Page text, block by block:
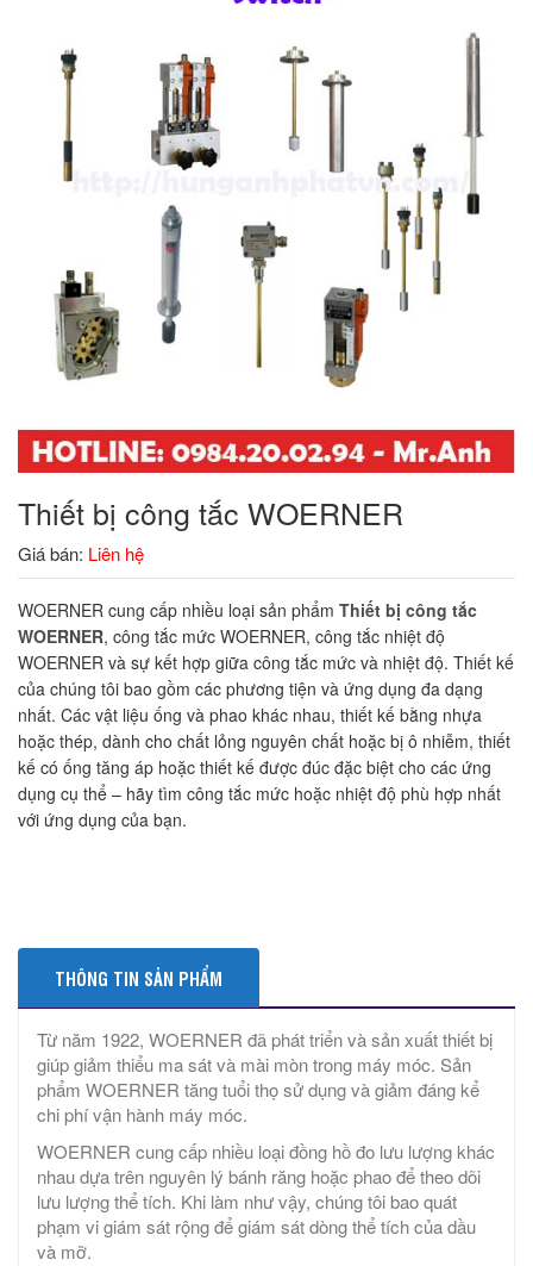
Thiết bị công tắc WOERNER
Giá bán: Liên hệ
WOERNER cung cấp nhiều loại sản phẩm Thiết bị công tắc
WOERNER, công tắc mức WOERNER, công tắc nhiệt độ
WOERNER và sự kết hợp giữa công tắc mức và nhiệt độ. Thiết kế
của chúng tôi bao gồm các phương tiện và ứng dụng đa dạng
nhất. Các vật liệu ống và phao khác nhau, thiết kế bằng nhựa
hoặc thép, dành cho chất lỏng nguyên chất hoặc bị ô nhiễm, thiết
kế có ống tăng áp hoặc thiết kế được đúc đặc biệt cho các ứng
dụng cụ thể – hãy tìm công tắc mức hoặc nhiệt độ phù hợp nhất
với ứng dụng của bạn.
THÔNG TIN SẢN PHẨM
Từ năm 1922, WOERNER đã phát triển và sản xuất thiết bị
giúp giảm thiểu ma sát và mài mòn trong máy móc. Sản
phẩm WOERNER tăng tuổi thọ sử dụng và giảm đáng kể
chi phí vận hành máy móc.
WOERNER cung cấp nhiều loại đồng hồ đo lưu lượng khác
nhau dựa trên nguyên lý bánh răng hoặc phao để theo dõi
lưu lượng thể tích. Khi làm như vậy, chúng tôi bao quát
phạm vi giám sát rộng để giám sát dòng thể tích của dầu
và mỡ.